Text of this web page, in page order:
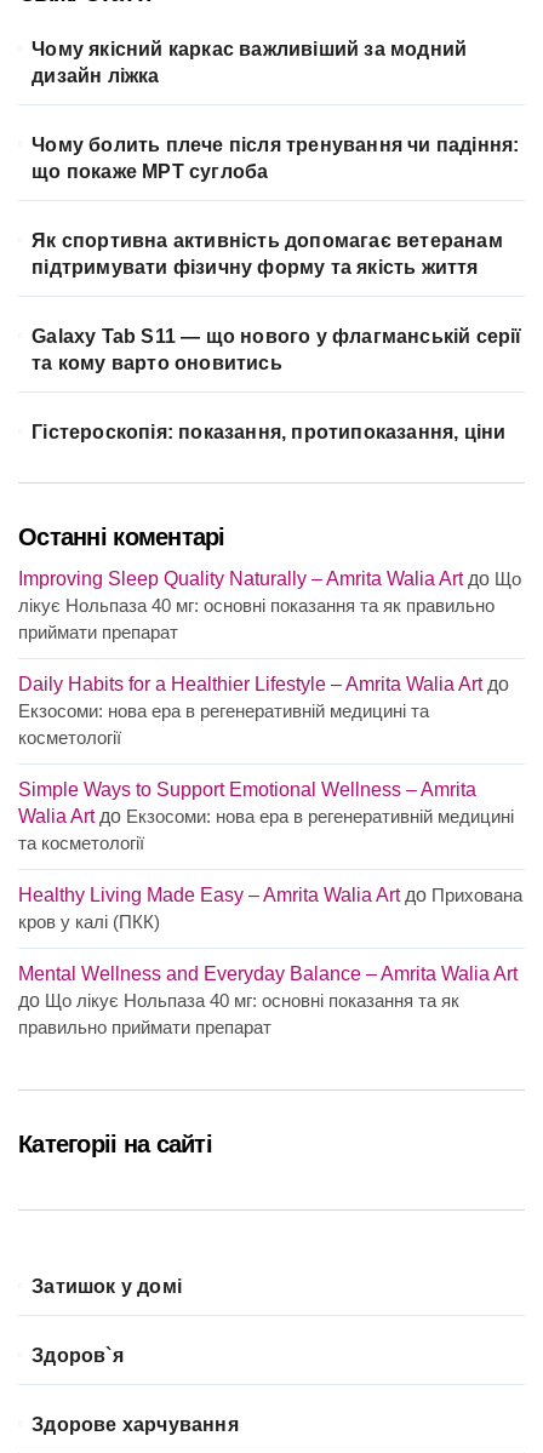
Чому якісний каркас важливіший за модний
дизайн ліжка
Чому болить плече після тренування чи падіння:
що покаже МРТ суглоба
Як спортивна активність допомагає ветеранам
підтримувати фізичну форму та якість життя
Galaxy Tab S11 — що нового у флагманській серії
та кому варто оновитись
Гістероскопія: показання, протипоказання, ціни
Останні коментарі
Improving Sleep Quality Naturally – Amrita Walia Artдо Що
лікує Нольпаза 40 мг: основні показання та як правильно
приймати препарат
Daily Habits for a Healthier Lifestyle – Amrita Walia Artдо
Екзосоми: нова ера в регенеративній медицині та
косметології
Simple Ways to Support Emotional Wellness – Amrita
Walia Artдо Екзосоми: нова ера в регенеративній медицині
та косметології
Healthy Living Made Easy – Amrita Walia Artдо Прихована
кров у калі (ПКК)
Mental Wellness and Everyday Balance – Amrita Walia Art
до Що лікує Нольпаза 40 мг: основні показання та як
правильно приймати препарат
Категоріі на сайті
Затишок у домі
Здоров`я
Здорове харчування